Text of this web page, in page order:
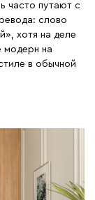
часто путают с
слово
хотя на деле
модерн на
в обычной